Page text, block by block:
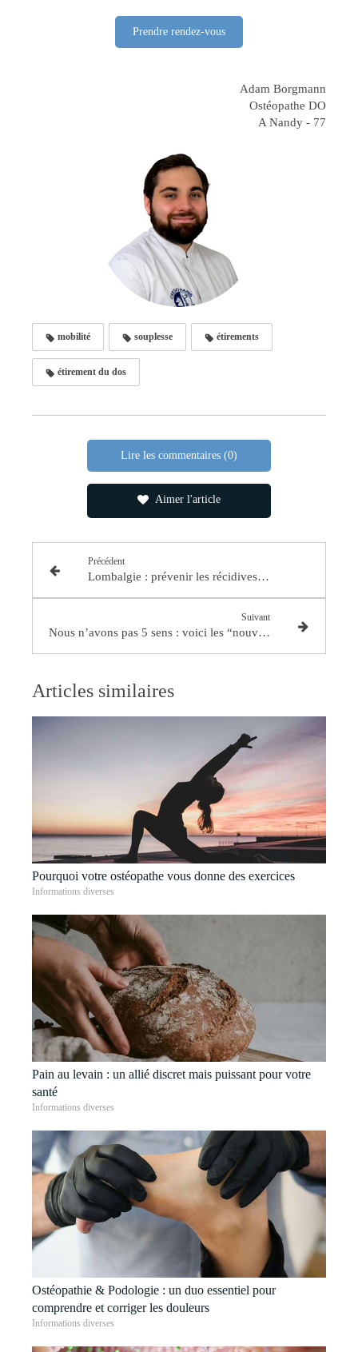
Prendre rendez-vous
Adam Borgmann
Ostéopathe DO
A Nandy - 77
mobilité souplesse étirements
étirement du dos
Lire les commentaires (0)
Aimer l'article
Précédent
Lombalgie : prévenir les récidives grâce à des routines simples
Suivant
Nous n’avons pas 5 sens : voici les “nouveaux sens” reconnus par la science moderne
Articles similaires
Pourquoi votre ostéopathe vous donne des exercices
Informations diverses
Pain au levain : un allié discret mais puissant pour votre
santé
Informations diverses
Ostéopathie & Podologie : un duo essentiel pour
comprendre et corriger les douleurs
Informations diverses